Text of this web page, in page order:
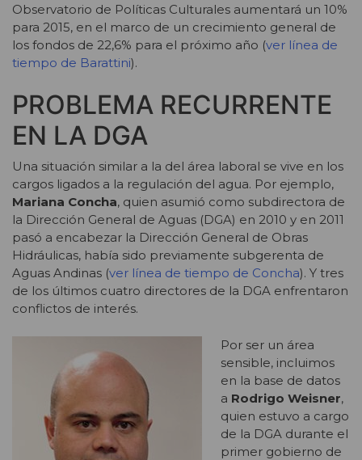
Observatorio de Políticas Culturales aumentará un 10%
para 2015, en el marco de un crecimiento general de
los fondos de 22,6% para el próximo año (ver línea de
tiempo de Barattini).
PROBLEMA RECURRENTE
EN LA DGA
Una situación similar a la del área laboral se vive en los
cargos ligados a la regulación del agua. Por ejemplo,
Mariana Concha, quien asumió como subdirectora de
la Dirección General de Aguas (DGA) en 2010 y en 2011
pasó a encabezar la Dirección General de Obras
Hidráulicas, había sido previamente subgerenta de
Aguas Andinas (ver línea de tiempo de Concha). Y tres
de los últimos cuatro directores de la DGA enfrentaron
conflictos de interés.
Por ser un área
sensible, incluimos
en la base de datos
a Rodrigo Weisner,
quien estuvo a cargo
de la DGA durante el
primer gobierno de